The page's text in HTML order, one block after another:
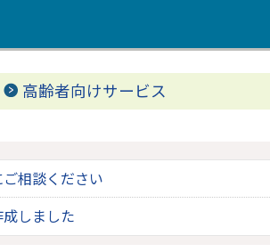
高齢者向けサービス
相談ください
しました